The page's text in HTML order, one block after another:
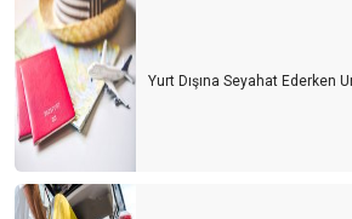
Yurt Dışına Seyahat Ederken